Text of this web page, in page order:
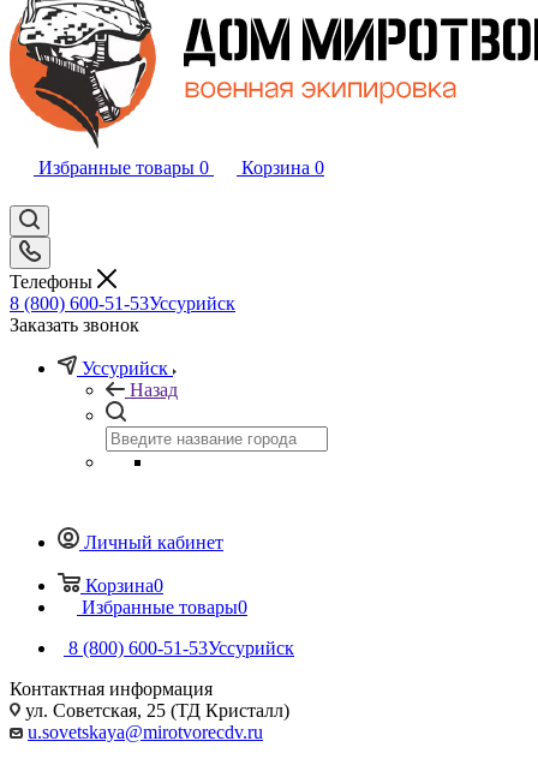
Избранные товары 0 Корзина 0
Телефоны
8 (800) 600-51-53Уссурийск
Заказать звонок
Уссурийск
Назад
Личный кабинет
Корзина0
Избранные товары0
8 (800) 600-51-53Уссурийск
Контактная информация
ул. Советская, 25 (ТД Кристалл)
u.sovetskaya@mirotvorecdv.ru